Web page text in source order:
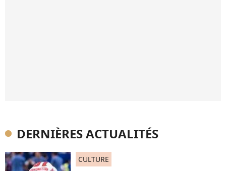
DERNIÈRES ACTUALITÉS
CULTURE